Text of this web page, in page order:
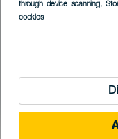
through device scanning,
cookies